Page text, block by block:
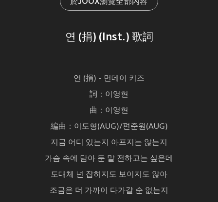
於JOOX瀏覽全部內容
연 (捐) (Inst.) 歌詞
연 (捐) - 먼데이 키즈
詞：이영현
曲：이영현
編曲：이도형(AUG)/편준원(AUG)
지금 어디 있는지 아프지는 않는지
가슴 속에 담아 둔 말 전하고는 싶은데
도대체 넌 잡히지도 보이지도 않아
조금은 더 가까이 다가갈 순 없는지